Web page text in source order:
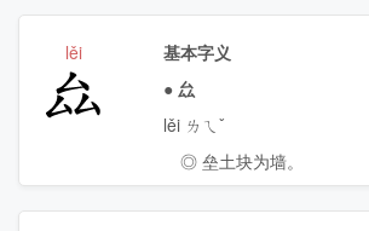
厽
lěi
基本字义
● 厽
lěi ㄌㄟˇ
◎ 垒土块为墙。